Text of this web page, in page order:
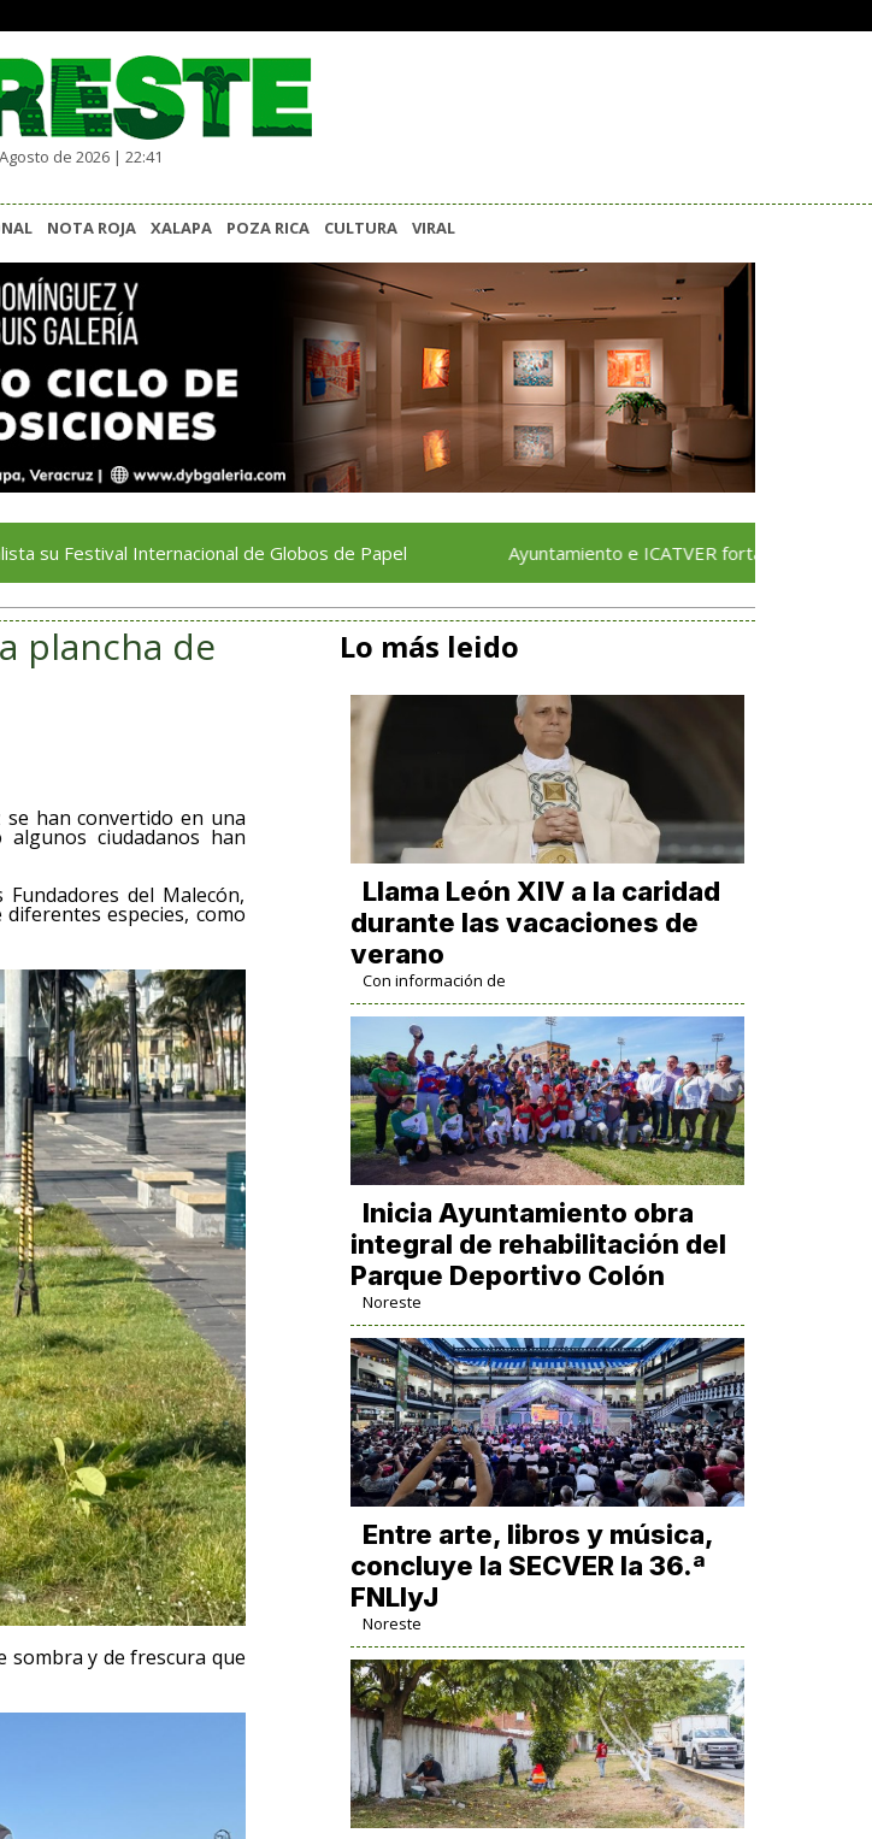
de 2026 | 22:41
NOTA ROJA XALAPA POZA RICA CULTURA VIRAL
Internacional de Globos de Papel Ayuntamiento e ICATVER fortalecen capacitación laboral
plancha de
han convertido en una
ciudadanos han
del Malecón,
especies, como
sombra y de frescura que
Lo más leido
Llama León XIV a la caridad
durante las vacaciones de
verano
Con información de
Inicia Ayuntamiento obra
integral de rehabilitación del
Parque Deportivo Colón
Noreste
Entre arte, libros y música,
concluye la SECVER la 36.ª
FNLIyJ
Noreste